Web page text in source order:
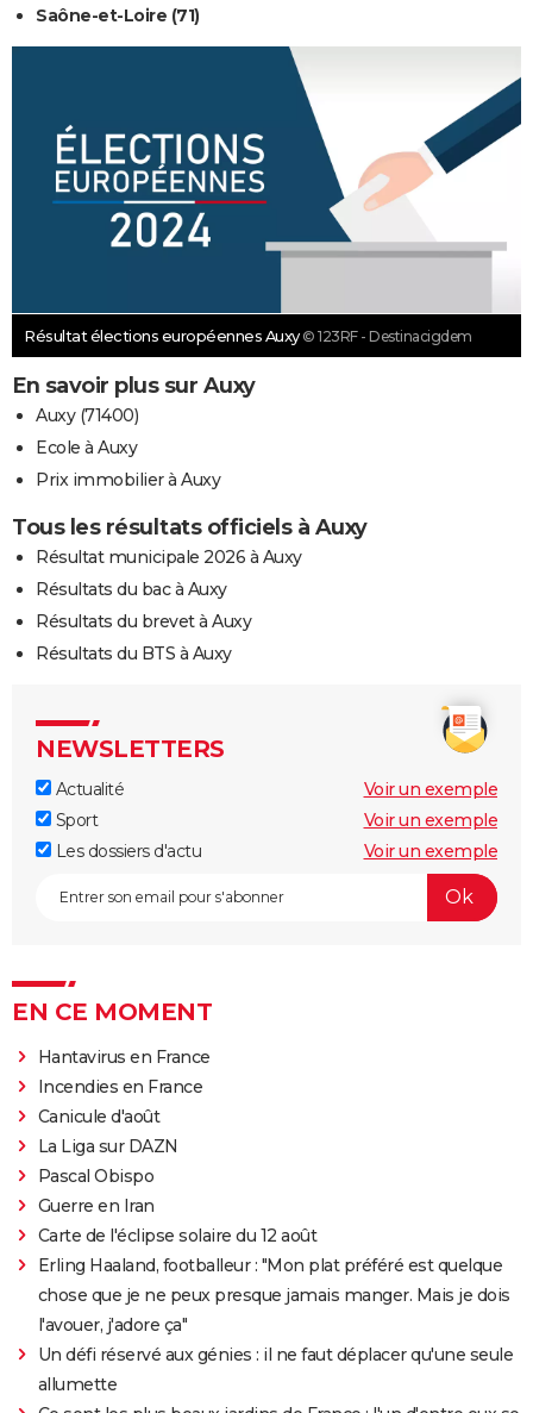
Saône-et-Loire (71)
Résultat élections européennes Auxy © 123RF - Destinacigdem
En savoir plus sur Auxy
Auxy (71400)
Ecole à Auxy
Prix immobilier à Auxy
Tous les résultats officiels à Auxy
Résultat municipale 2026 à Auxy
Résultats du bac à Auxy
Résultats du brevet à Auxy
Résultats du BTS à Auxy
NEWSLETTERS
Actualité
Voir un exemple
Sport
Voir un exemple
Les dossiers d'actu
Voir un exemple
EN CE MOMENT
Hantavirus en France
Incendies en France
Canicule d'août
La Liga sur DAZN
Pascal Obispo
Guerre en Iran
Carte de l'éclipse solaire du 12 août
Erling Haaland, footballeur : "Mon plat préféré est quelque
chose que je ne peux presque jamais manger. Mais je dois
l'avouer, j'adore ça"
Un défi réservé aux génies : il ne faut déplacer qu'une seule
allumette